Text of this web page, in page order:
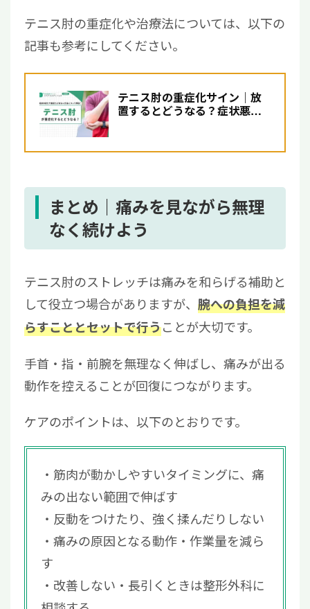
テニス肘の重症化や治療法については、以下の
記事も参考にしてください。
テニス肘の重症化サイン｜放
置するとどうなる？症状悪化
まとめ｜痛みを見ながら無理
なく続けよう
テニス肘のストレッチは痛みを和らげる補助と
して役立つ場合がありますが、 腕への負担を減
らすこととセットで行うことが大切です。
手首・指・前腕を無理なく伸ばし、痛みが出る
動作を控えることが回復につながります。
ケアのポイントは、以下のとおりです。
筋肉が動かしやすいタイミングに、痛
みの出ない範囲で伸ばす
反動をつけたり、強く揉んだりしない
痛みの原因となる動作・作業量を減ら
す
改善しない・長引くときは整形外科に